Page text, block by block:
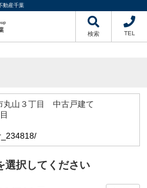
動産千葉
検索 TEL
丸山３丁目 中古戸建て
選択してください